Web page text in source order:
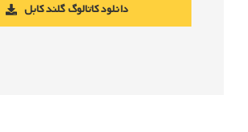
دانلود کاتالوگ گلند کابل